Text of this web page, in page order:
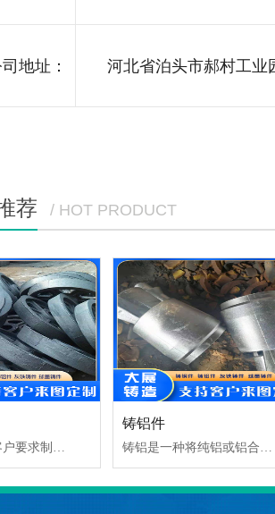
地址： 河北省泊头市郝村工业
荐 / HOT PRODUCT
我公司可以按客户要求制作各种铸钢件.技术要求严格，拥有*的自动检验设备，很好的保障了产品的质量。专业的设备对产品的外形进行处理，使产品的外形更加光滑、细腻、美观！...
铸铝件
铸铝是一种将纯铝或铝合金锭按标准的成份比例配制后,经过人工加热将其变成铝合金液体或熔融状态后再通过专业的模具或相应工艺将铝液或熔融状态的铝合金浇注进型腔...